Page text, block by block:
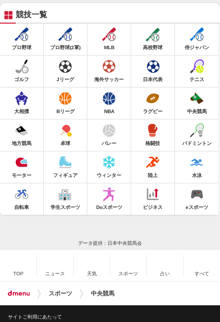
競技一覧
プロ野球 プロ野球(2軍) MLB 高校野球 侍ジャパン
ゴルフ Jリーグ 海外サッカー 日本代表 テニス
大相撲 Bリーグ NBA ラグビー 中央競馬
地方競馬 卓球 バレー 格闘技 バドミントン
モーター フィギュア ウィンター 陸上 水泳
自転車 学生スポーツ Doスポーツ ビジネス eスポーツ
データ提供：日本中央競馬会
TOP ニュース 天気 スポーツ 占い すべて
スポーツ 中央競馬
サイトご利用にあたって